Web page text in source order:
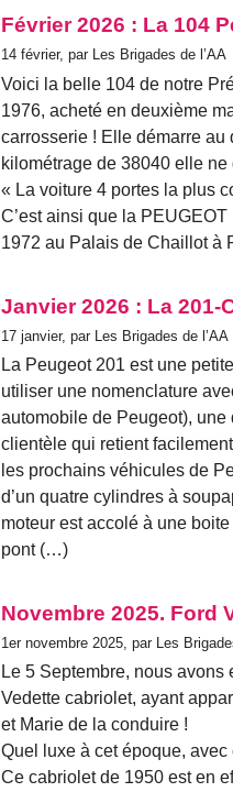
Février 2026 : La 104
14 février, par Les Brigades de l’AA
Voici la belle 104 de notre
1976, acheté en deuxième
carrosserie ! Elle démarre au
kilométrage de 38040 elle ne
« La voiture 4 portes la plus
C’est ainsi que la
1972 au Palais de Chaillot à
Janvier 2026 : La 201-
17 janvier, par Les Brigades de l’AA
La Peugeot 201 est une
utiliser une nomenclature
automobile de Peugeot),
clientèle qui retient
les prochains véhicules de
d’un quatre cylindres à
moteur est accolé à une
pont (…)
Novembre 2025. Ford
1er novembre 2025, par Les
Le 5 Septembre, nous avons
Vedette cabriolet, ayant
et Marie de la conduire !
Quel luxe à cet époque,
Ce cabriolet de 1950 est en